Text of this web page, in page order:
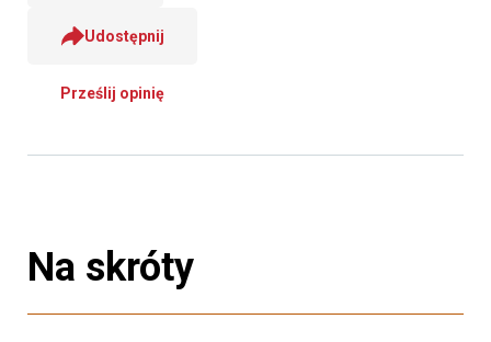
Udostępnij
Prześlij opinię
Na skróty